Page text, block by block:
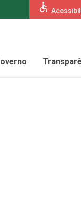
accessible